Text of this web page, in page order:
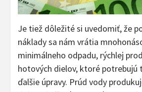
Je tiež dôležité si uvedomiť, že
náklady sa nám vrátia
minimálneho odpadu, rýchlej
hotových dielov, ktoré potrebujú
ďalšie úpravy. Prúd vody